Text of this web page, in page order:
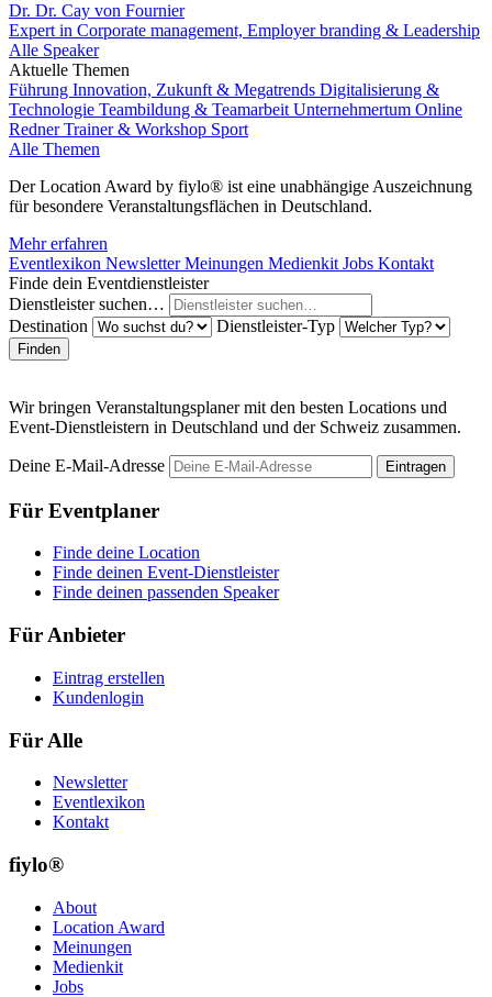
Dr. Dr. Cay von Fournier
Expert in Corporate management, Employer branding & Leadership
Alle Speaker
Aktuelle Themen
Führung Innovation, Zukunft & Megatrends Digitalisierung &
Technologie Teambildung & Teamarbeit Unternehmertum Online
RednerTrainer & Workshop Sport
Alle Themen
Der Location Award by fiylo® ist eine unabhängige Auszeichnung
für besondere Veranstaltungsflächen in Deutschland.
Mehr erfahren
Eventlexikon NewsletterMeinungen Medienkit Jobs Kontakt
Finde dein Eventdienstleister
Dienstleister suchen…
Destination
Dienstleister-Typ
Finden
Wir bringen Veranstaltungsplaner mit den besten Locations und
Event-Dienstleistern in Deutschland und der Schweiz zusammen.
Deine E-Mail-Adresse Eintragen
Für Eventplaner
Finde deine Location
Finde deinen Event-Dienstleister
Finde deinen passenden Speaker
Für Anbieter
Eintrag erstellen
Kundenlogin
Für Alle
Newsletter
Eventlexikon
Kontakt
fiylo®
About
Location Award
Meinungen
Medienkit
Jobs